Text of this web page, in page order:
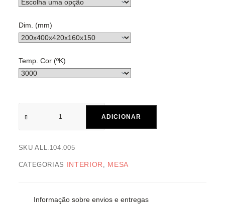
Dim. (mm)
Temp. Cor (ºK)
ADICIONAR
SKUALL.104.005
CATEGORIAS INTERIOR , MESA
Informação sobre envios e entregas